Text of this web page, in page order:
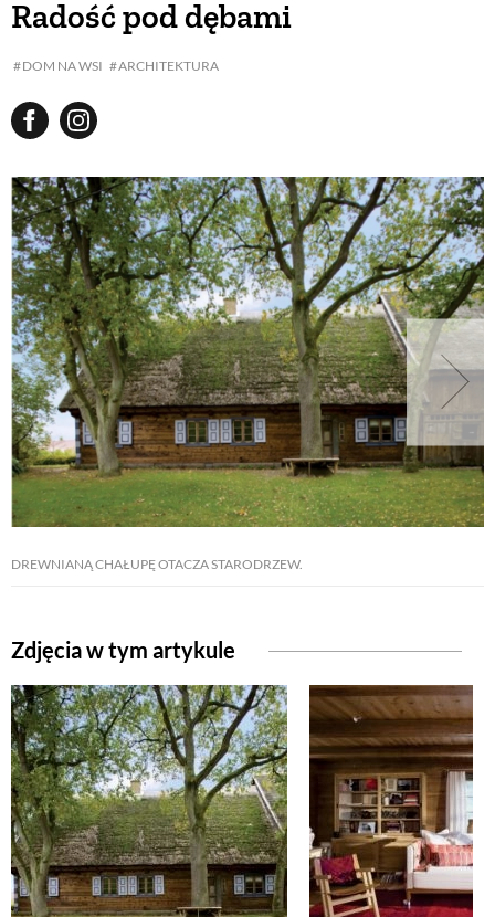
Radość pod dębami
DOM NA WSI ARCHITEKTURA
DREWNIANĄ CHAŁUPĘ OTACZA STARODRZEW.
Zdjęcia w tym artykule
BUDUJEMY DOM
WARZYWA I OWOCE
ROŚLINY OGRODOWE
PORADY
ZIELEŃ W DOMU
PROJEKTOWANIE OGRODU
NATURALNIE
NATURALNA APTECZKA
DLA DOMU
EKO ŻYCIE
PRZYRODA